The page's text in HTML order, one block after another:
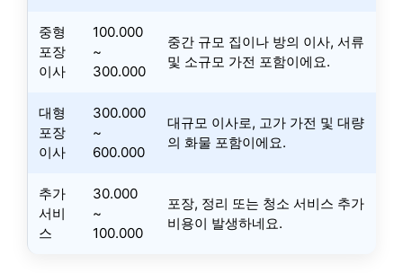
중형
포장
이사
100.000
~
300.000
중간 규모 집이나 방의 이사, 서류
및 소규모 가전 포함이에요.
대형
포장
이사
300.000
~
600.000
대규모 이사로, 고가 가전 및 대량
의 화물 포함이에요.
추가
서비
스
30.000
~
100.000
포장, 정리 또는 청소 서비스 추가
비용이 발생하네요.